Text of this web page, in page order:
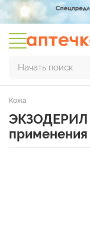
Начать поиск
Кожа
ЭКЗОДЕРИЛ
применения